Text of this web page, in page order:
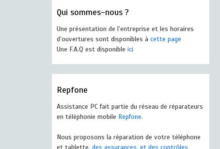
Qui sommes-nous ?
Une présentation de l’entreprise et les horaires
d’ouvertures sont disponibles à cette page
Une F.A.Q est disponible ici
Repfone
Assistance PC fait partie du réseau de réparateurs
en téléphonie mobile Repfone.
Nous proposons la réparation de votre téléphone
et tablette, des assurances, et des contrôles